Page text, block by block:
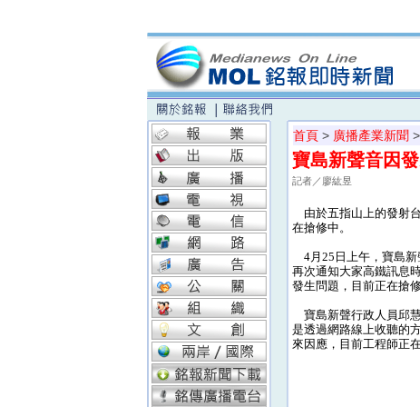
首頁 > 廣播產業新聞
寶島新聲音因
記者／廖紘昱
由於五指山上的發射
在搶修中。
4月25日上午，寶島新
再次通知大家高鐵訊息
發生問題，目前正在搶修
寶島新聲行政人員邱
是透過網路線上收聽的
來因應，目前工程師正